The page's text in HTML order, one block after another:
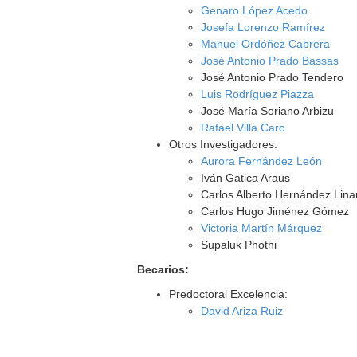
Genaro López Acedo
Josefa Lorenzo Ramírez
Manuel Ordóñez Cabrera
José Antonio Prado Bassas
José Antonio Prado Tendero
Luis Rodríguez Piazza
José María Soriano Arbizu
Rafael Villa Caro
Otros Investigadores:
Aurora Fernández León
Iván Gatica Araus
Carlos Alberto Hernández
Carlos Hugo Jiménez Gómez
Victoria Martín Márquez
Supaluk Phothi
Becarios:
Predoctoral Excelencia:
David Ariza Ruiz